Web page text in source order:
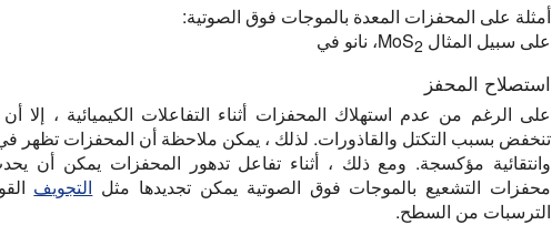
أمثلة على المحفزات المعدة بالموجات فوق الصوتية:
على سبيل المثال MoS 2 ، نانو في
استصلاح المحفز
على الرغم من عدم استهلاك المحفزات أثناء التفاعلات الكيميائية ، إلا
تنخفض بسبب التكتل والقاذورات. لذلك ، يمكن ملاحظة أن المحفزات تظهر في
وانتقائية مؤكسجة. ومع ذلك ، أثناء تفاعل تدهور المحفزات يمكن أن
محفزات التشعيع بالموجات فوق الصوتية يمكن تجديدها مثل التجويف
الترسبات من السطح.